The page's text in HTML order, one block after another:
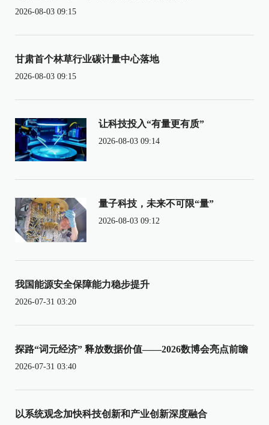
2026-08-03 09:15
甘肃首个林草行业碳计量中心落地
2026-08-03 09:15
让科技投入“有量更有质”
2026-08-03 09:14
量子科技，未来不可限“量”
2026-08-03 09:12
我国能源安全保障能力稳步提升
2026-07-31 03:20
探路“词元经济” 释放数据价值——2026数博会亮点前瞻
2026-07-31 03:40
以系统观念加快科技创新和产业创新深度融合